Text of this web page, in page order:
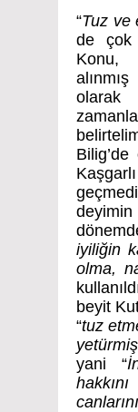
“Tuz ve
de çok
Konu,
iyiliğin
olma,
beyit
“tuz
yani “